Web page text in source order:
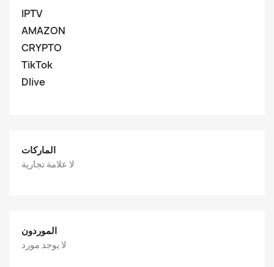
IPTV
AMAZON
CRYPTO
TikTok
Dlive
الماركات
لا علامة تجارية
الموردون
لا يوجد مورد